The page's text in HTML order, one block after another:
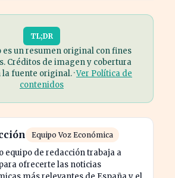
TL;DR
es un resumen original con fines
Créditos de imagen y cobertura
fuente original. ·Ver Política de
contenidos
Equipo Voz Económica
equipo de redacción trabaja a
ofrecerte las noticias